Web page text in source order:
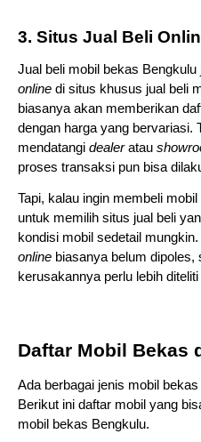
3. Situs Jual Beli
online di situs khusus jual beli
biasanya akan memberikan
dengan harga yang bervariasi.
mendatangi dealer atau
proses transaksi pun bisa
Tapi, kalau ingin membeli
untuk memilih situs jual beli
online biasanya belum dipoles,
kerusakannya perlu lebih
Daftar Mobil Bekas
Ada berbagai jenis mobil
Berikut ini daftar mobil yang
mobil bekas Bengkulu.